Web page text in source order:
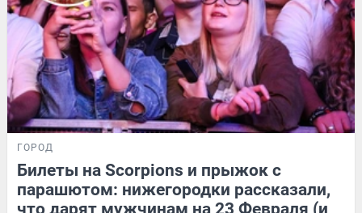
ГОРОД
Билеты на Scorpions и прыжок с
парашютом: нижегородки рассказали,
что дарят мужчинам на 23 Февраля (и